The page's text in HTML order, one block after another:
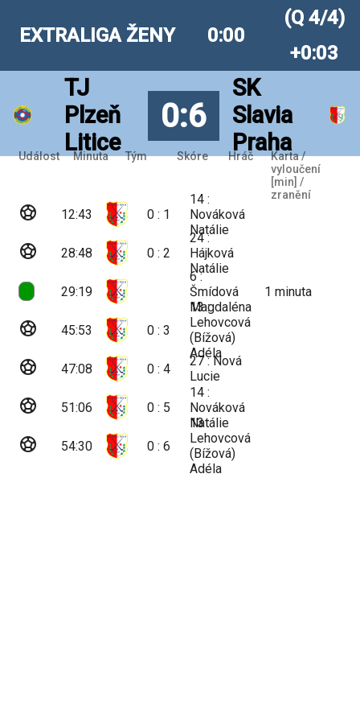
EXTRALIGA ŽENY 0:00
(Q 4/4)
+0:03
TJ
Plzeň
Litice
0:6
SK
Slavia
Praha
Událost Minuta Tým Skóre Hráč
Karta /
vyloučení
[min] /
zranění
sports_soccer 12:43 0 : 1
14 :
Nováková
Natálie
sports_soccer 28:48 0 : 2
24 :
Hájková
Natálie
29:19
6 :
Šmídová
Magdaléna
1minuta
sports_soccer 45:53 0 : 3
13 :
Lehovcová
(Bížová)
Adéla
sports_soccer 47:08 0 : 4
27 : Nová
Lucie
sports_soccer 51:06 0 : 5
14 :
Nováková
Natálie
sports_soccer 54:30 0 : 6
13 :
Lehovcová
(Bížová)
Adéla